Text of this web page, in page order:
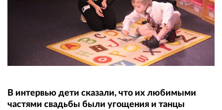
В интервью дети сказали, что их любимыми
частями свадьбы были угощения и танцы